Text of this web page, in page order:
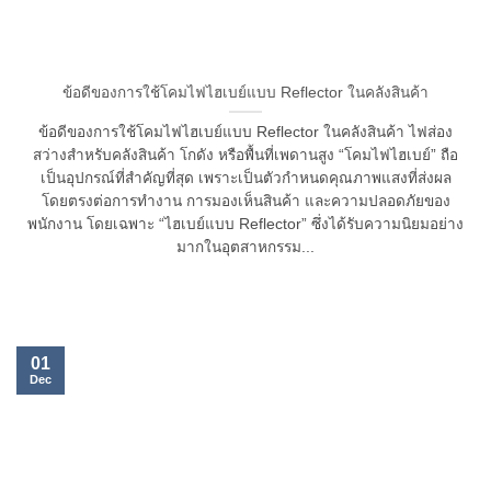
ข้อดีของการใช้โคมไฟไฮเบย์แบบ Reflector ในคลังสินค้า
ข้อดีของการใช้โคมไฟไฮเบย์แบบ Reflector ในคลังสินค้า ไฟส่อง
สว่างสำหรับคลังสินค้า โกดัง หรือพื้นที่เพดานสูง “โคมไฟไฮเบย์” ถือ
เป็นอุปกรณ์ที่สำคัญที่สุด เพราะเป็นตัวกำหนดคุณภาพแสงที่ส่งผล
โดยตรงต่อการทำงาน การมองเห็นสินค้า และความปลอดภัยของ
พนักงาน โดยเฉพาะ “ไฮเบย์แบบ Reflector” ซึ่งได้รับความนิยมอย่าง
มากในอุตสาหกรรม...
01
Dec